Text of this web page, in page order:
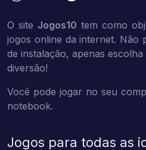
O site Jogos10 tem como
jogos online da internet. Não
de instalação, apenas
diversão!
Você pode jogar no seu
notebook.
Jogos para todas as